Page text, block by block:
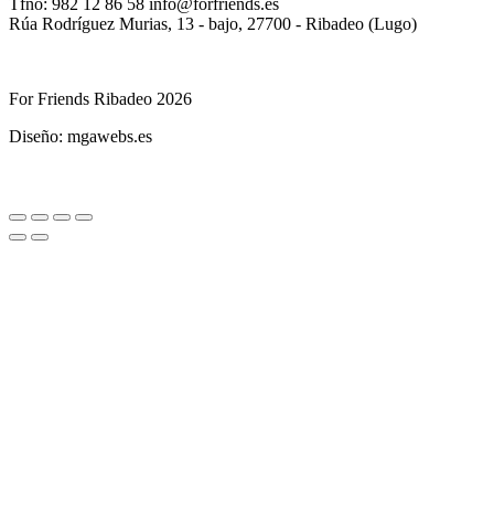
Tfno: 982 12 86 58 info@forfriends.es
Rúa Rodríguez Murias, 13 - bajo, 27700 - Ribadeo (Lugo)
For Friends Ribadeo 2026
Diseño: mgawebs.es